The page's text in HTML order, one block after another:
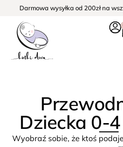
Darmowa wysyłka od 200zł na
Dziecka 0-
Wyobraź sobie, że ktoś